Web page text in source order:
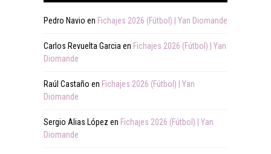
Pedro Navio en Fichajes 2026 (Fútbol) | Yan Diomande
Carlos Revuelta Garcia en Fichajes 2026 (Fútbol) | Yan
Diomande
Raúl Castaño en Fichajes 2026 (Fútbol) | Yan
Diomande
Sergio Alias López en Fichajes 2026 (Fútbol) | Yan
Diomande